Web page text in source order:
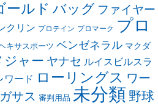
ールド バッグ ファイヤー
クリン プロテイン プロマーク プロ
キサスポーツ ベンゼネラル マクダ
ジャー ヤナセ ルイスビルスラ
ワード ローリングス ワー
サス 審判用品 未分類 野球